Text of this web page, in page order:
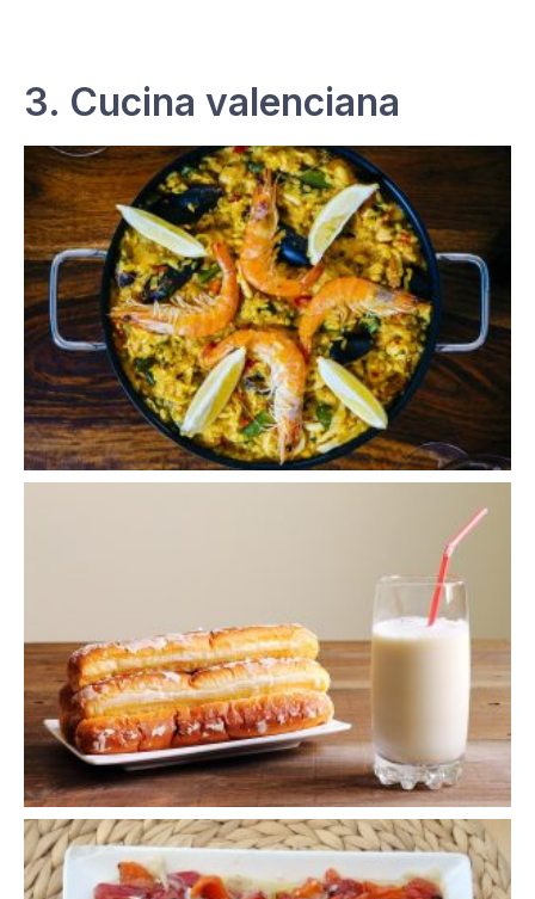
3. Cucina valenciana